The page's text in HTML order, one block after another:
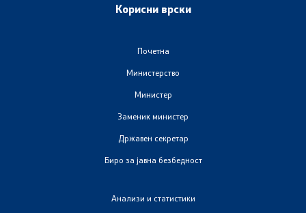
Изјава за пристапност
Со еден клик до сите услуги
Корисни врски
Почетна
Министерство
Министер
Заменик министер
Државен секретар
Биро за јавна безбедност
Анализи и статистики